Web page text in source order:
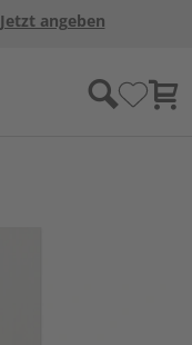
Jetzt angeben